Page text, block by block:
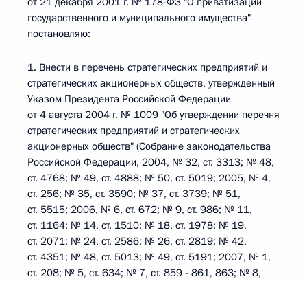
государственного и муниципального имущества"
постановляю:
1. Внести в перечень стратегических предприятий и
стратегических акционерных обществ, утвержденный
Указом Президента Российской Федерации
от 4 августа 2004 г. № 1009 "Об утверждении перечня
стратегических предприятий и стратегических
акционерных обществ" (Собрание законодательства
Российской Федерации, 2004, № 32, ст. 3313; № 48,
ст. 4768; № 49, ст. 4888; № 50, ст. 5019; 2005, № 4,
ст. 256; № 35, ст. 3590; № 37, ст. 3739; № 51,
ст. 5515; 2006, № 6, ст. 672; № 9, ст. 986; № 11,
ст. 1164; № 14, ст. 1510; № 18, ст. 1978; № 19,
ст. 2071; № 24, ст. 2586; № 26, ст. 2819; № 42,
ст. 4351; № 48, ст. 5013; № 49, ст. 5191; 2007, № 1,
ст. 208; № 5, ст. 634; № 7, ст. 859 - 861, 863; № 8,